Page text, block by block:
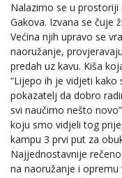
Nalazimo se u
Gakova. Izvana se čuje
Većina njih upravo se
naoružanje,
predah uz kavu. Kiša
“Lijepo ih je vidjeti kako
pokazatelj da dobro
svi naučimo nešto
koju smo vidjeli tog
kampu 3 prvi put za
Najjednostavnije
na naoružanje i opremu